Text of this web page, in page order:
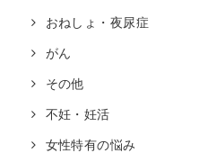
おねしょ・夜尿症
がん
その他
不妊・妊活
女性特有の悩み